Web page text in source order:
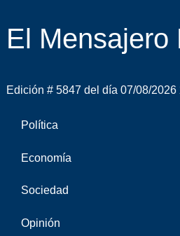
El Mensajero
Edición # 5847 del día 07/08/2026
Política
Economía
Sociedad
Opinión